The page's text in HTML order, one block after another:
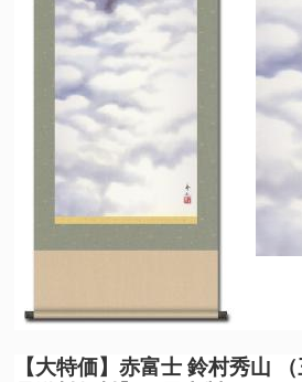
【大特価】赤富士 鈴村秀山